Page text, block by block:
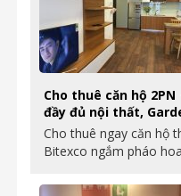
Cho thuê căn hộ
đầy đủ nội thất,
Cho thuê ngay căn hộ
Bitexco ngắm pháo